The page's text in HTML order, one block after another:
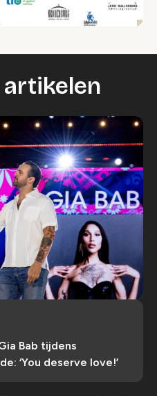
Bab tijdens
‘You deserve love!’